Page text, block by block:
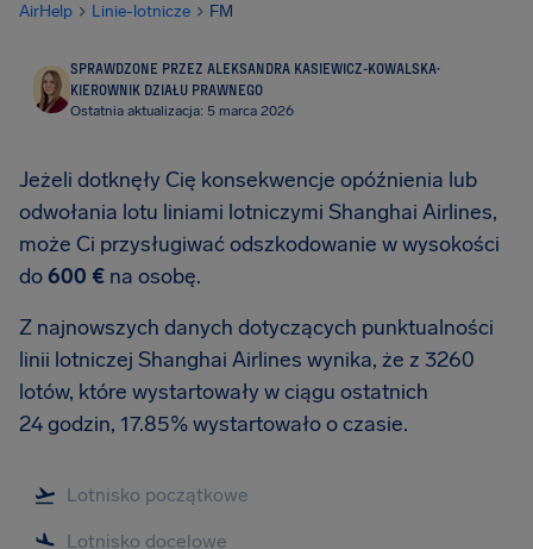
AirHelp Linie-lotnicze FM
SPRAWDZONE PRZEZ ALEKSANDRA KASIEWICZ-KOWALSKA·
KIEROWNIK DZIAŁU PRAWNEGO
Ostatnia aktualizacja: 5 marca 2026
Jeżeli dotknęły Cię konsekwencje opóźnienia lub
odwołania lotu liniami lotniczymi Shanghai Airlines,
może Ci przysługiwać odszkodowanie w wysokości
do600 € na osobę.
Z najnowszych danych dotyczących punktualności
linii lotniczej Shanghai Airlines wynika, że z 3260
lotów, które wystartowały w ciągu ostatnich
24 godzin, 17.85% wystartowało o czasie.